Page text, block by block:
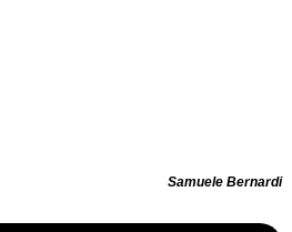
Samuele Bernardi